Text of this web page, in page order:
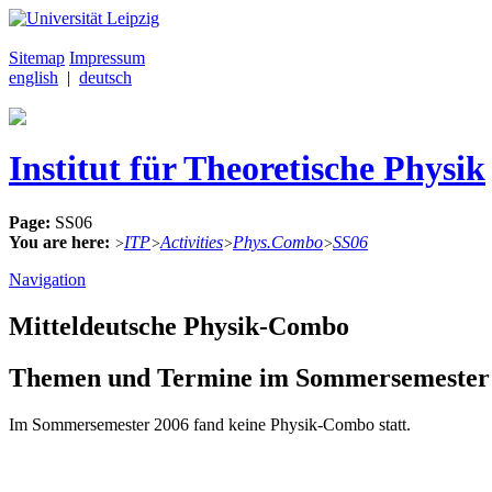
Sitemap Impressum
english | deutsch
Institut für Theoretische Physik
Page: SS06
You are here: >ITP>Activities>Phys.Combo>SS06
Navigation
Mitteldeutsche Physik-Combo
Themen und Termine im
Im Sommersemester 2006 fand keine Physik-Combo statt.